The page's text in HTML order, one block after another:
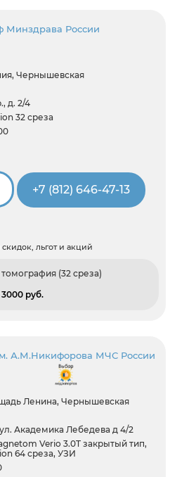
России
Чернышевская
д. 2/4
32 среза
+7 (812) 646-47-13
льгот и акций
(32 среза)
3000 pуб.
А.М.Никифорова МЧС России
Ленина, Чернышевская
Академика Лебедева д 4/2
Verio 3.0T закрытый тип,
64 среза, УЗИ